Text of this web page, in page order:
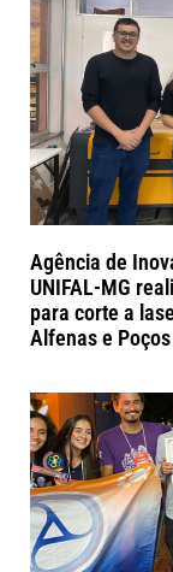
Agência de
UNIFAL-MG
para corte a
Alfenas e